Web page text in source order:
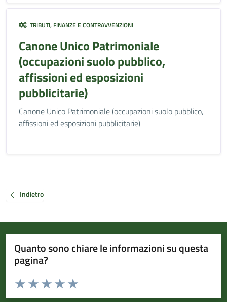
TRIBUTI, FINANZE E CONTRAVVENZIONI
Canone Unico Patrimoniale
(occupazioni suolo pubblico,
affissioni ed esposizioni
pubblicitarie)
Canone Unico Patrimoniale (occupazioni suolo pubblico,
affissioni ed esposizioni pubblicitarie)
Indietro
Quanto sono chiare le informazioni su questa
pagina?
Valuta da 1 a 5 stelle la pagina
Valuta 5 stelle su 5
Valuta 4 stelle su 5
Valuta 3 stelle su 5
Valuta 2 stelle su 5
Valuta 1 stelle su 5